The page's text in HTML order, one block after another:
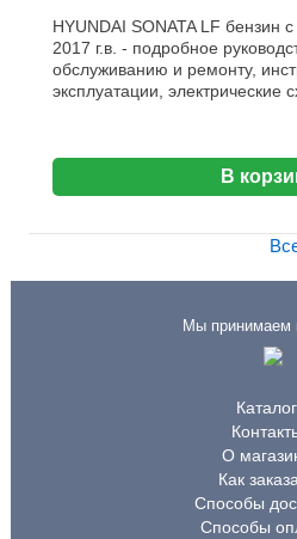
HYUNDAI SONATA LF бензин
2017 г.в. - подробное
обслуживанию и ремонту,
эксплуатации,
В
Мы принимаем
Каталог
О
Как
Способы
Способы